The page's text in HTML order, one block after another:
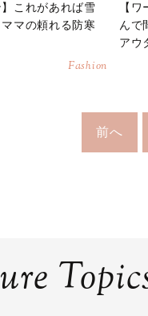
】これがあれば雪
マの頼れる防寒
Fashion
【
んで
アウ
前へ